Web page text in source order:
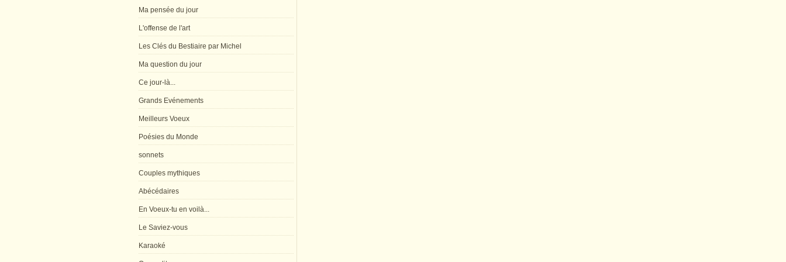
Ma pensée du jour
L'offense de l'art
Les Clés du Bestiaire par Michel
Ma question du jour
Ce jour-là...
Grands Evénements
Meilleurs Voeux
Poésies du Monde
sonnets
Couples mythiques
Abécédaires
En Voeux-tu en voilà...
Le Saviez-vous
Karaoké